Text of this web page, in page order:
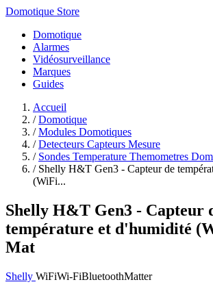
Domotique Store
Domotique
Alarmes
Vidéosurveillance
Marques
Guides
Accueil
/ Domotique
/ Modules Domotiques
/ Detecteurs Capteurs Mesure
/ Sondes Temperature Themometres
/ Shelly H&T Gen3 - Capteur de
(WiFi...
Shelly H&T Gen3 - Capteur
température et d'humidité
Mat
Shelly WiFiWi-FiBluetoothMatter